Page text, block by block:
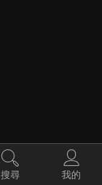
搜尋 我的